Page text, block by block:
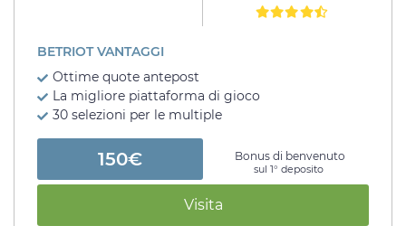
BETRIOT VANTAGGI
Ottime quote antepost
La migliore piattaforma di gioco
30 selezioni per le multiple
150€ Bonus di benvenuto
sul 1° deposito
Visita